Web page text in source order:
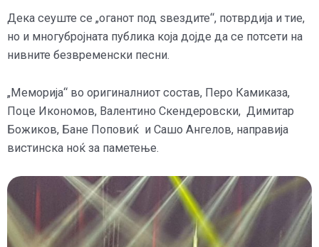
Дека сеуште се „оганот под ѕвездите“, потврдија и тие,
но и многубројната публика која дојде да се потсети на
нивните безвременски песни.
„Меморија“ во оригиналниот состав, Перо Камиказа,
Поце Икономов, Валентино Скендеровски, Димитар
Божиков, Бане Поповиќ и Сашо Ангелов, направија
вистинска ноќ за паметење.